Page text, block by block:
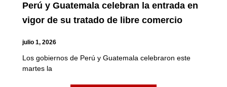
Perú y Guatemala celebran la entrada en
vigor de su tratado de libre comercio
julio 1, 2026
Los gobiernos de Perú y Guatemala celebraron este
martes la